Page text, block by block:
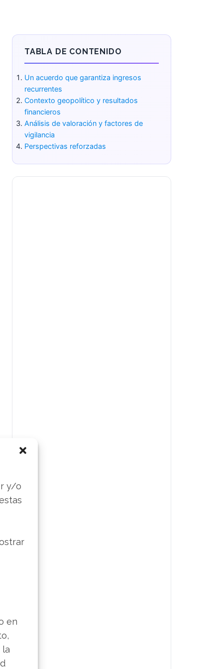
y/o
en
la
TABLA DE CONTENIDO
Un acuerdo que garantiza ingresos
recurrentes
Contexto geopolítico y resultados
financieros
Análisis de valoración y factores de
vigilancia